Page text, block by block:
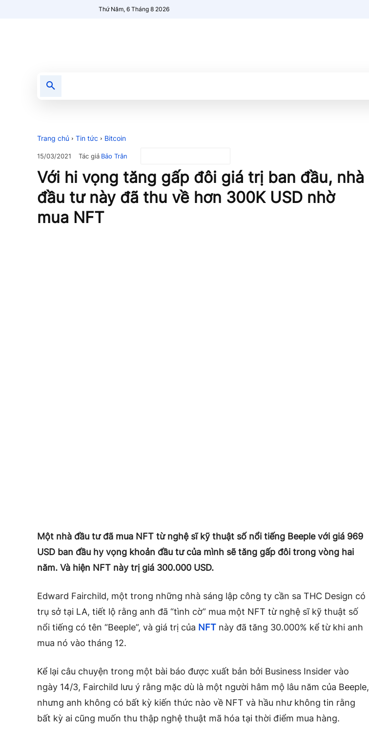
Thứ Năm, 6 Tháng 8 2026
Trang chủ Tin tức Bitcoin
15/03/2021 Tác giả Bảo Trân
Với hi vọng tăng gấp đôi giá trị ban đầu, nhà
đầu tư này đã thu về hơn 300K USD nhờ
mua NFT
Một nhà đầu tư đã mua NFT từ nghệ sĩ kỹ thuật số nổi tiếng Beeple với giá 969
USD ban đầu hy vọng khoản đầu tư của mình sẽ tăng gấp đôi trong vòng hai
năm. Và hiện NFT này trị giá 300.000 USD.
Edward Fairchild, một trong những nhà sáng lập công ty cần sa THC Design có
trụ sở tại LA, tiết lộ rằng anh đã “tình cờ” mua một NFT từ nghệ sĩ kỹ thuật số
nổi tiếng có tên “Beeple”, và giá trị của NFT này đã tăng 30.000% kể từ khi anh
mua nó vào tháng 12.
Kể lại câu chuyện trong một bài báo được xuất bản bởi Business Insider vào
ngày 14/3, Fairchild lưu ý rằng mặc dù là một người hâm mộ lâu năm của Beeple,
nhưng anh không có bất kỳ kiến ​​thức nào về NFT và hầu như không tin rằng
bất kỳ ai cũng muốn thu thập nghệ thuật mã hóa tại thời điểm mua hàng.